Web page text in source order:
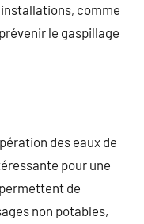
installations, comme
le gaspillage
des eaux de
pour une
de
non potables,